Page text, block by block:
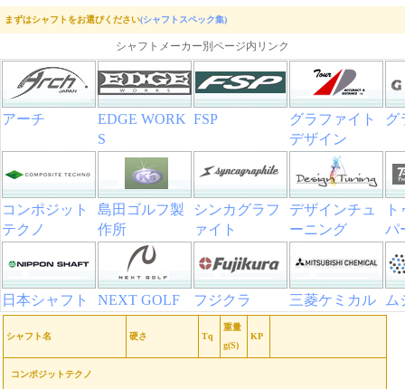
まずはシャフトをお選びください(シャフトスペック集)
シャフトメーカー別ページ内リンク
アーチ
EDGE WORK
S
FSP
グラファイト
デザイン
グ
コンポジット
テクノ
島田ゴルフ製
作所
シンカグラフ
ァイト
デザインチュ
ーニング
パ
日本シャフト NEXT GOLF フジクラ 三菱ケミカル ム
シャフト名 硬さ Tq
重量
g(S)
KP
コンポジットテクノ